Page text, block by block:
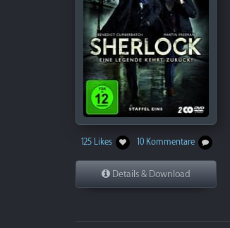
125 Likes 10 Kommentare
Details & Download